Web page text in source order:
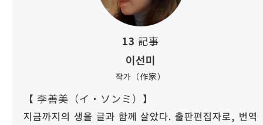
13 記事
이선미
작가（作家）
【 李善美（イ・ソンミ）】
지금까지의 생을 글과 함께 살았다. 출판편집자로, 번역